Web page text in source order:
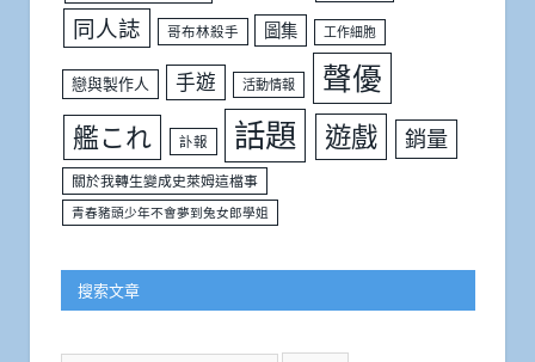
同人誌 哥布林殺手 圖集 工作細胞
戀與製作人 手遊 活動情報 聲優
艦これ 訃報 話題 遊戲 銷量
關於我轉生變成史萊姆這檔事
青春豬頭少年不會夢到兔女郎學姐
搜索文章